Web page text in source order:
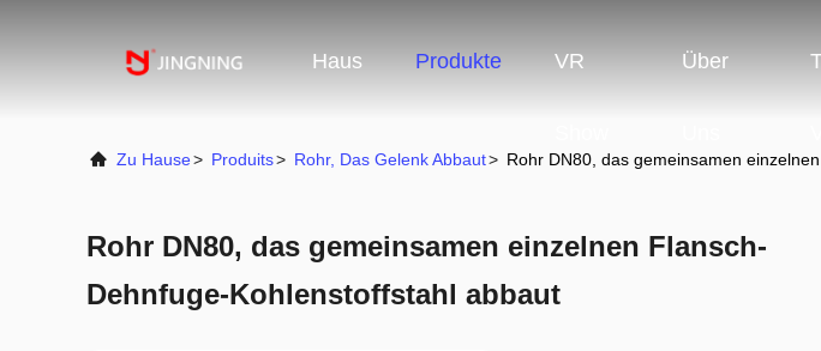
Haus Produkte VR Über
Zu Hause> Produits> Rohr, Das Gelenk Abbaut> Rohr DN80, das gemeinsamen
Rohr DN80, das gemeinsamen einzelnen Flansch-
Dehnfuge-Kohlenstoffstahl abbaut